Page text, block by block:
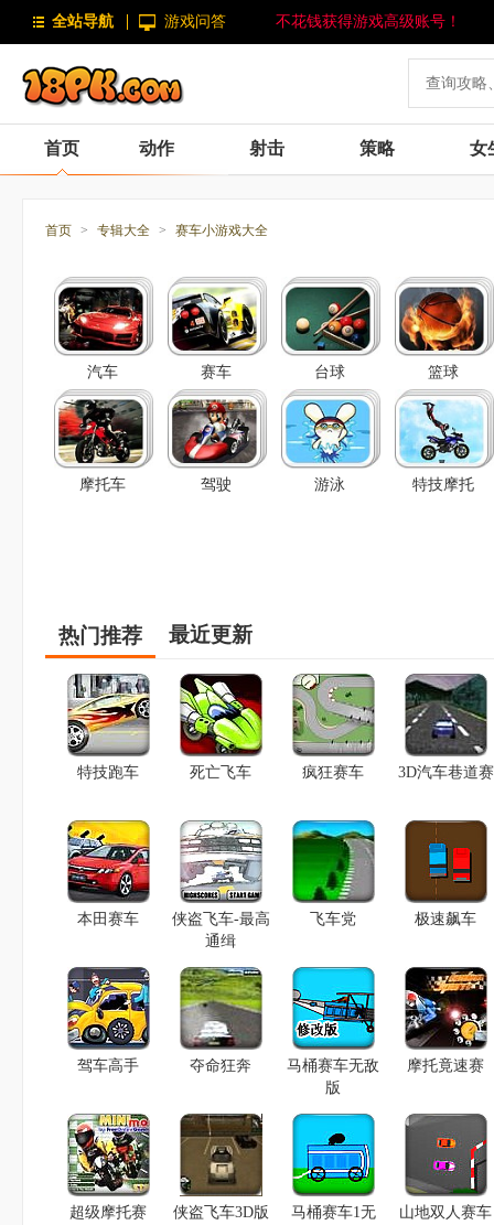
全站导航 游戏问答 不花钱获得游戏高级账号！
首页 动作 射击 策略 女
首页 > 专辑大全 > 赛车小游戏大全
汽车 赛车 台球 篮球
摩托车 驾驶 游泳 特技摩托
热门推荐 最近更新
特技跑车 死亡飞车 疯狂赛车 3D汽车巷道赛
本田赛车
侠盗飞车-最高
通缉
飞车党 极速飙车
驾车高手 夺命狂奔
马桶赛车无敌
版
摩托竟速赛
超级摩托赛
侠盗飞车3D版
马桶赛车1无
山地双人赛车